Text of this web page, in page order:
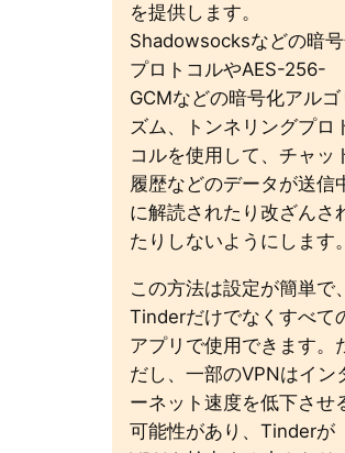
を提供します。
Shadowsocksなどの暗
プロトコルやAES-256-
GCMなどの暗号化アルゴ
ズム、トンネリングプロ
コルを使用して、チャッ
履歴などのデータが送信
に解読されたり改ざんさ
たりしないようにします。
この方法は設定が簡単で、
Tinderだけでなくすべて
アプリで使用できます。
だし、一部のVPNはイン
ーネット速度を低下させ
可能性があり、Tinderが